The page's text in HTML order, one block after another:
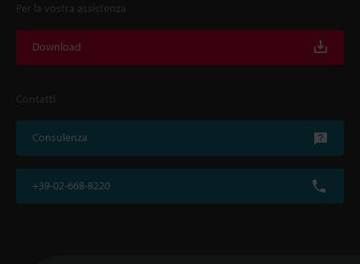
Per la vostra assistenza
Download
Contatti
Consulenza
+39-02-668-8220